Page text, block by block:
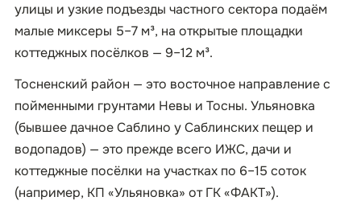
улицы и узкие подъезды частного сектора подаём
малые миксеры 5–7 м³, на открытые площадки
коттеджных посёлков — 9–12 м³.
Тосненский район — это восточное направление с
пойменными грунтами Невы и Тосны. Ульяновка
(бывшее дачное Саблино у Саблинских пещер и
водопадов) — это прежде всего ИЖС, дачи и
коттеджные посёлки на участках по 6–15 соток
(например, КП «Ульяновка» от ГК «ФАКТ»).